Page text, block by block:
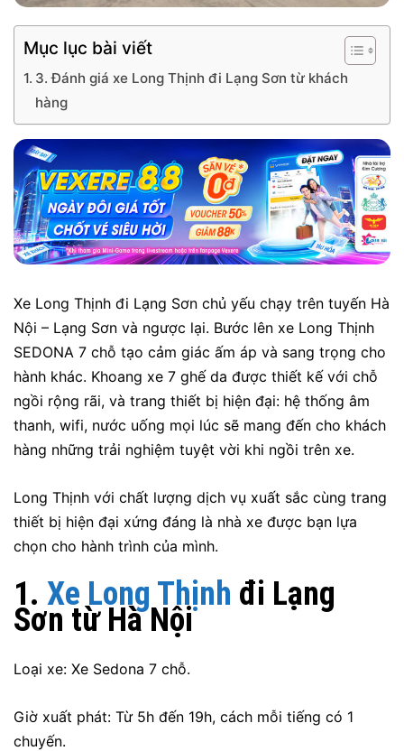
Mục lục bài viết
3. Đánh giá xe Long Thịnh đi Lạng Sơn từ khách
hàng
Xe Long Thịnh đi Lạng Sơn chủ yếu chạy trên tuyến Hà
Nội – Lạng Sơn và ngược lại. Bước lên xe Long Thịnh
SEDONA 7 chỗ tạo cảm giác ấm áp và sang trọng cho
hành khác. Khoang xe 7 ghế da được thiết kế với chỗ
ngồi rộng rãi, và trang thiết bị hiện đại: hệ thống âm
thanh, wifi, nước uống mọi lúc sẽ mang đến cho khách
hàng những trải nghiệm tuyệt vời khi ngồi trên xe.
Long Thịnh với chất lượng dịch vụ xuất sắc cùng trang
thiết bị hiện đại xứng đáng là nhà xe được bạn lựa
chọn cho hành trình của mình.
1. Xe Long Thịnh đi Lạng
Sơn từ Hà Nội
Loại xe: Xe Sedona 7 chỗ.
Giờ xuất phát: Từ 5h đến 19h, cách mỗi tiếng có 1
chuyến.